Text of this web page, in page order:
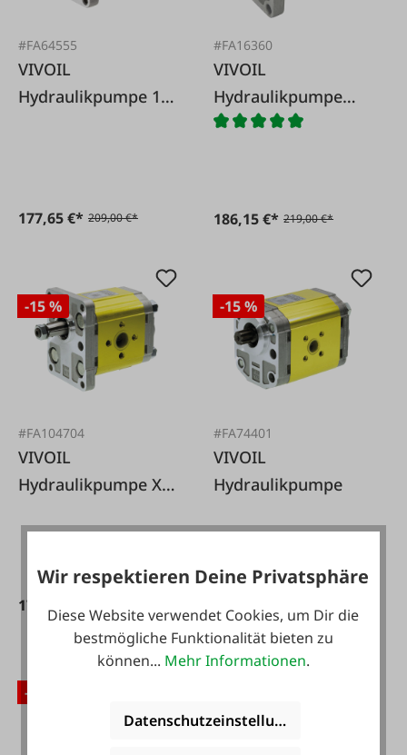
#FA64555
VIVOIL
Hydraulikpumpe 17
177,65 €* 209,00 €*
#FA16360
VIVOIL
Hydraulikpumpe
19,2 cm³/Umdr.
186,15 €* 219,00 €*
-15 %
#FA104704
VIVOIL
Hydraulikpumpe XV-
177,65 €*
-15 %
#FA74401
VIVOIL
Hydraulikpumpe
186,15 €*
-15 %
Wir respektieren Deine Privatsphäre
Diese Website verwendet Cookies, um Dir die
bestmögliche Funktionalität bieten zu
können... Mehr Informationen.
Datenschutzeinstellungen